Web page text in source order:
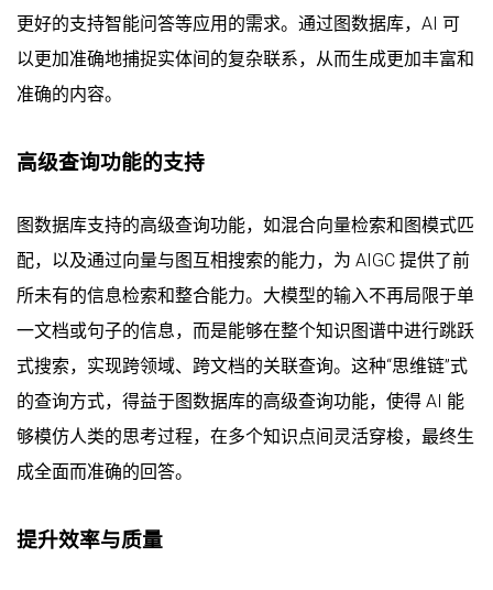
更好的支持智能问答等应用的需求。通过图数据库，AI 可
以更加准确地捕捉实体间的复杂联系，从而生成更加丰富和
准确的内容。
高级查询功能的支持
图数据库支持的高级查询功能，如混合向量检索和图模式匹
配，以及通过向量与图互相搜索的能力，为 AIGC 提供了前
所未有的信息检索和整合能力。大模型的输入不再局限于单
一文档或句子的信息，而是能够在整个知识图谱中进行跳跃
式搜索，实现跨领域、跨文档的关联查询。这种“思维链”式
的查询方式，得益于图数据库的高级查询功能，使得 AI 能
够模仿人类的思考过程，在多个知识点间灵活穿梭，最终生
成全面而准确的回答。
提升效率与质量